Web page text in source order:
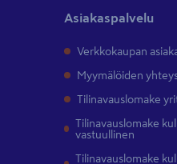
Asiakaspalvelu
Verkkokaupan
Myymälöiden
Tilinavauslomake
Tilinavauslomake
vastuullinen
Tilinavauslomake